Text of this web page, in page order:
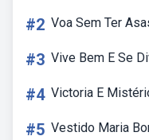
#2 Voa Sem Ter
#3 Vive Bem E Se
#4 Victoria E
#5 Vestido Maria